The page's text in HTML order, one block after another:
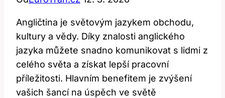
Angličtina je světovým jazykem obchodu,
kultury a vědy. Díky znalosti anglického
jazyka můžete snadno komunikovat s lidmi z
celého světa a získat lepší pracovní
příležitosti. Hlavním benefitem je zvýšení
vašich šancí na úspěch ve světě